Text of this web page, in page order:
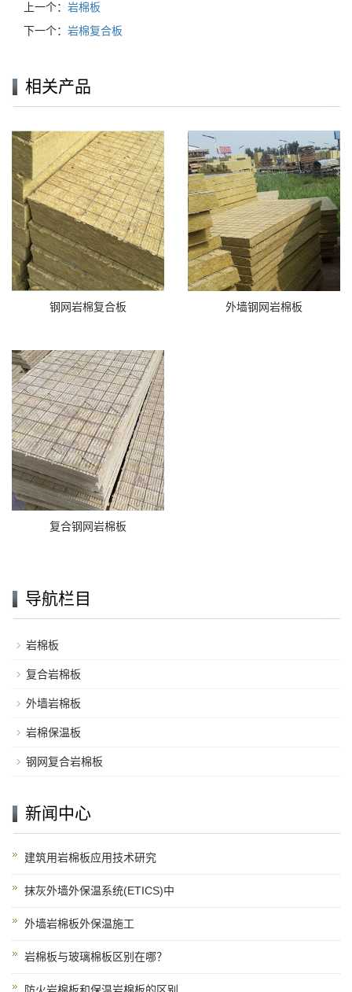
上一个： 岩棉板
下一个： 岩棉复合板
相关产品
钢网岩棉复合板 外墙钢网岩棉板
复合钢网岩棉板
导航栏目
岩棉板
复合岩棉板
外墙岩棉板
岩棉保温板
钢网复合岩棉板
新闻中心
建筑用岩棉板应用技术研究
抹灰外墙外保温系统(ETICS)中
外墙岩棉板外保温施工
岩棉板与玻璃棉板区别在哪？